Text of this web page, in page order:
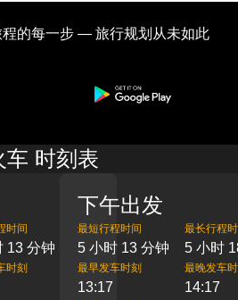
的每一步 — 旅行规划从未如此
车 时刻表
时间
13 分钟
时刻
下午出发
最短行程时间
5 小时 13 分钟
最长行程
5 小时
最早发车时刻
13:17
最晚发车
14:17